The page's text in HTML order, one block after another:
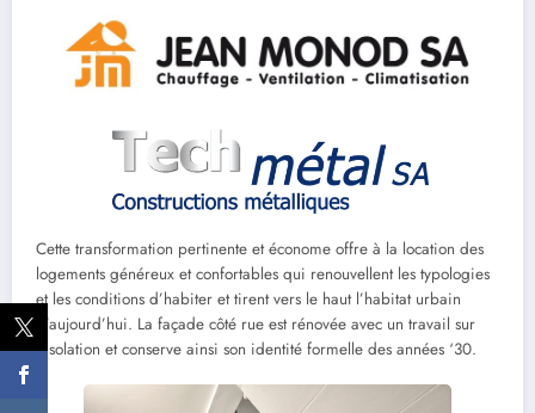
Cette transformation pertinente et économe offre à la location des
logements généreux et confortables qui renouvellent les typologies
et les conditions d’habiter et tirent vers le haut l’habitat urbain
d’aujourd’hui. La façade côté rue est rénovée avec un travail sur
l’isolation et conserve ainsi son identité formelle des années ‘30.